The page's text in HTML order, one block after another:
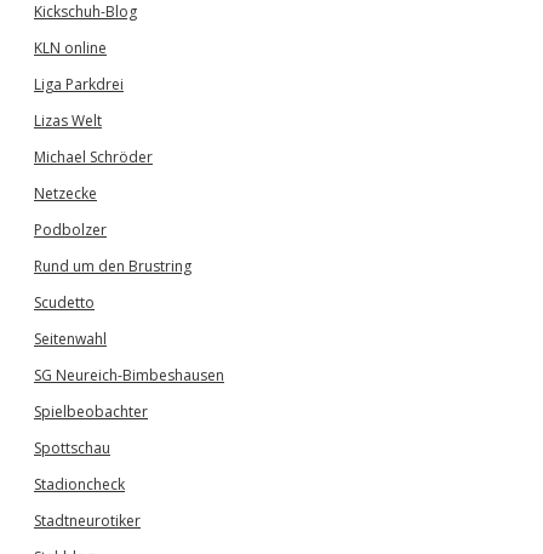
Kickschuh-Blog
KLN online
Liga Parkdrei
Lizas Welt
Michael Schröder
Netzecke
Podbolzer
Rund um den Brustring
Scudetto
Seitenwahl
SG Neureich-Bimbeshausen
Spielbeobachter
Spottschau
Stadioncheck
Stadtneurotiker